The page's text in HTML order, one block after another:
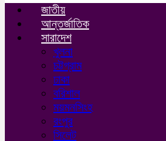
জাতীয়
আন্তর্জাতিক
সারাদেশ
খুলনা
চট্টগ্রাম
ঢাকা
বরিশাল
ময়মনসিংহ
রংপুর
সিলেট